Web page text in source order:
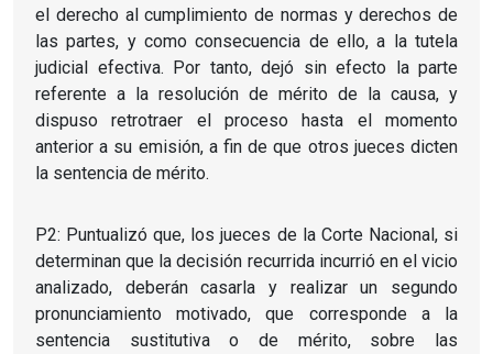
el derecho al cumplimiento de normas y derechos de
las partes, y como consecuencia de ello, a la tutela
judicial efectiva. Por tanto, dejó sin efecto la parte
referente a la resolución de mérito de la causa, y
dispuso retrotraer el proceso hasta el momento
anterior a su emisión, a fin de que otros jueces dicten
la sentencia de mérito.
P2: Puntualizó que, los jueces de la Corte Nacional, si
determinan que la decisión recurrida incurrió en el vicio
analizado, deberán casarla y realizar un segundo
pronunciamiento motivado, que corresponde a la
sentencia sustitutiva o de mérito, sobre las